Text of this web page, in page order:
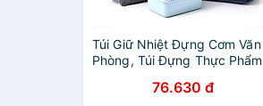
Túi Giữ Nhiệt Đựng Cơm Văn
Phòng, Túi Đựng Thực Phẩm
Ngẫu Nhiên76.630 đ